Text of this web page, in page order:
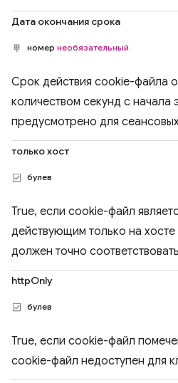
Дата окончания срока
номер необязательный
Срок действия cookie-файла
количеством секунд с начала
предусмотрено для
только хост
булев
True, если cookie-файл
действующим только на хосте
должен точно
httpOnly
булев
True, если cookie-файл
cookie-файл недоступен для